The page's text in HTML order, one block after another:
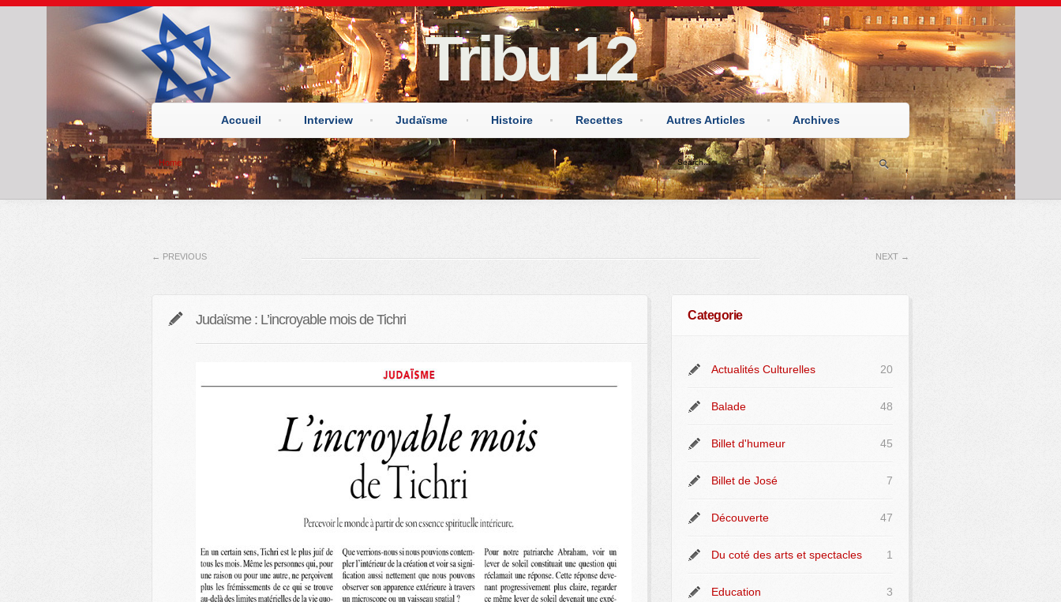
Tribu 12
Accueil Interview Judaïsme Histoire Recettes Autres Articles Archives
Home
← PREVIOUS NEXT →
Judaïsme : L’incroyable mois de Tichri Categorie
Actualités Culturelles 20
Balade 48
Billet d'humeur 45
Billet de José 7
Découverte 47
Du coté des arts et spectacles 1
Education 3